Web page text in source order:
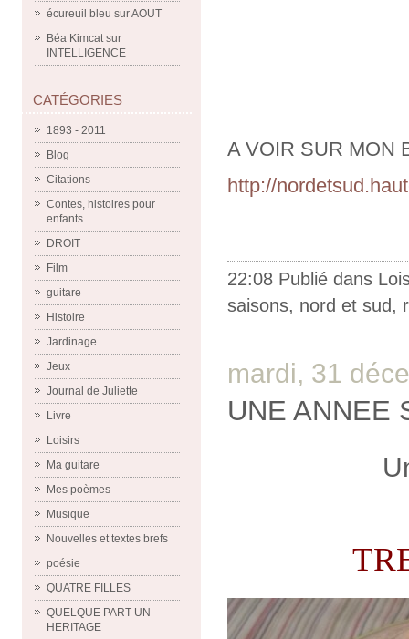
écureuil bleu surAOUT
Béa Kimcatsur
INTELLIGENCE
CATÉGORIES
1893 - 2011
Blog
Citations
Contes, histoires pour
enfants
DROIT
Film
guitare
Histoire
Jardinage
Jeux
Journal de Juliette
Livre
Loisirs
Ma guitare
Mes poèmes
Musique
Nouvelles et textes brefs
poésie
QUATRE FILLES
QUELQUE PART UN
HERITAGE
A VOIR SUR MON
http://
22:08 Publié dans
saisons, nord et sud ,
mardi, 31
UNE ANNEE